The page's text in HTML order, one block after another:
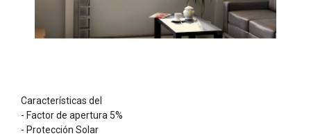
Características del
- Factor de apertura 5%
- Protección Solar